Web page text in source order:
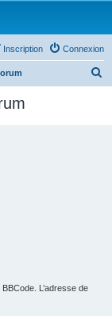
Connexion
Inscription
L’adresse de